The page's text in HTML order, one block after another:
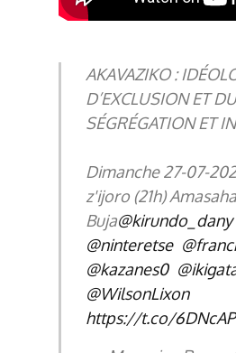
AKAVAZIKO :
D’EXCLUSION ET
SÉGRÉGATION ET
Dimanche 27-07-
z'ijoro (21h)
Buja@kirundo_dany
@ninteretse
@kazanes0
@WilsonLixon
https://t.co/